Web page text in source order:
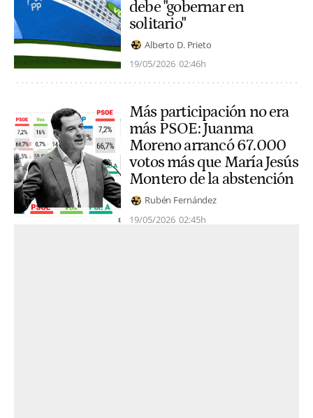
debe "gobernar en
solitario"
Alberto D. Prieto
19/05/2026 02:46h
Más participación no era
más PSOE: Juanma
Moreno arrancó 67.000
votos más que María Jesús
Montero de la abstención
Rubén Fernández
19/05/2026 02:45h